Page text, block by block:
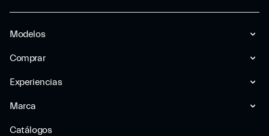
Modelos
Comprar
Experiencias
Marca
Catálogos